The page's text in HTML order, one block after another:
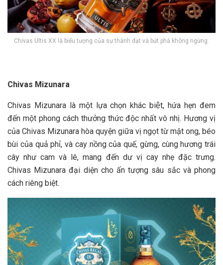
Chivas Ultis XX là biểu tượng của sự thành đạt và bứt phá không ngừng.
Chivas Mizunara
Chivas Mizunara là một lựa chọn khác biệt, hứa hẹn đem
đến một phong cách thưởng thức độc nhất vô nhị. Hương vị
của Chivas Mizunara hòa quyện giữa vị ngọt từ mật ong, béo
bùi của quả phỉ, và cay nồng của quế, gừng, cùng hương trái
cây như cam và lê, mang đến dư vị cay nhẹ đặc trưng.
Chivas Mizunara đại diện cho ấn tượng sâu sắc và phong
cách riêng biệt.